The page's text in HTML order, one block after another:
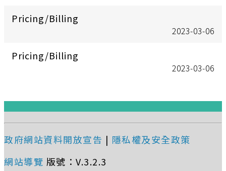
Pricing/Billing
2023-03-06
Pricing/Billing
2023-03-06
政府網站資料開放宣告 | 隱私權及安全政策
網站導覽 版號：V.3.2.3